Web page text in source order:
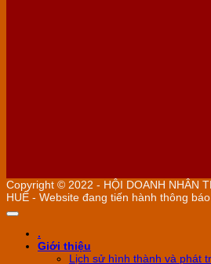
Copyright © 2022 - HỘI DOANH NHÂN
HUẾ - Website đang tiến hành thông
.
Giới thiệu
Lịch sử hình thành và phát